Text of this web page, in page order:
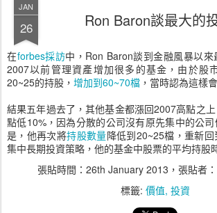
JAN
26 Ron Baron談最大的
在forbes採訪中，Ron Baron談到金融風暴以
2007以前管理資產增加很多的基金，由於股
20~25的持股， 增加到60~70檔 ，當時認為這樣
結果五年過去了，其他基金都漲回2007高點之
點低10%，因為分散的公司沒有原先集中的公
是，他再次將持股數量降低到20~25檔，重新
集中長期投資策略，他的基金中股票的平均持股
張貼時間： 26th January 2013 ，張貼者：
標籤: 價值 投資